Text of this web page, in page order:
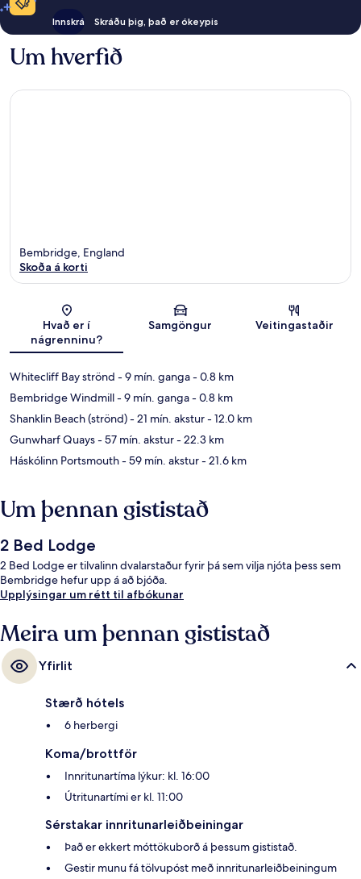
Innskrá Skráðu þig, það er ókeypis
Um hverfið
Kort
Bembridge, England
Skoða á korti
Hvað er í
nágrenninu?
Samgöngur Veitingastaðir
Whitecliff Bay strönd - 9 mín. ganga- 0.8 km
Bembridge Windmill- 9 mín. ganga- 0.8 km
Shanklin Beach (strönd)- 21 mín. akstur- 12.0 km
Gunwharf Quays- 57 mín. akstur- 22.3 km
Háskólinn Portsmouth- 59 mín. akstur- 21.6 km
Um þennan gististað
2 Bed Lodge
2 Bed Lodge er tilvalinn dvalarstaður fyrir þá sem vilja njóta þess sem
Bembridge hefur upp á að bjóða.
Upplýsingar um rétt til afbókunar
Meira um þennan gististað
Yfirlit
Stærð hótels
6 herbergi
Koma/brottför
Innritunartíma lýkur: kl. 16:00
Útritunartími er kl. 11:00
Sérstakar innritunarleiðbeiningar
Það er ekkert móttökuborð á þessum gististað.
Gestir munu fá tölvupóst með innritunarleiðbeiningum